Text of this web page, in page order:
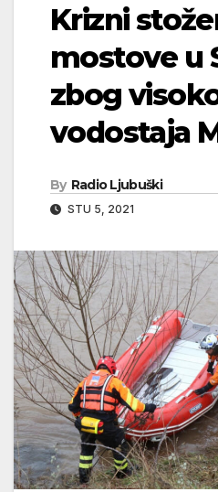
Krizni
mostove u
zbog
vodostaja
By Radio Ljubuški
STU 5, 2021